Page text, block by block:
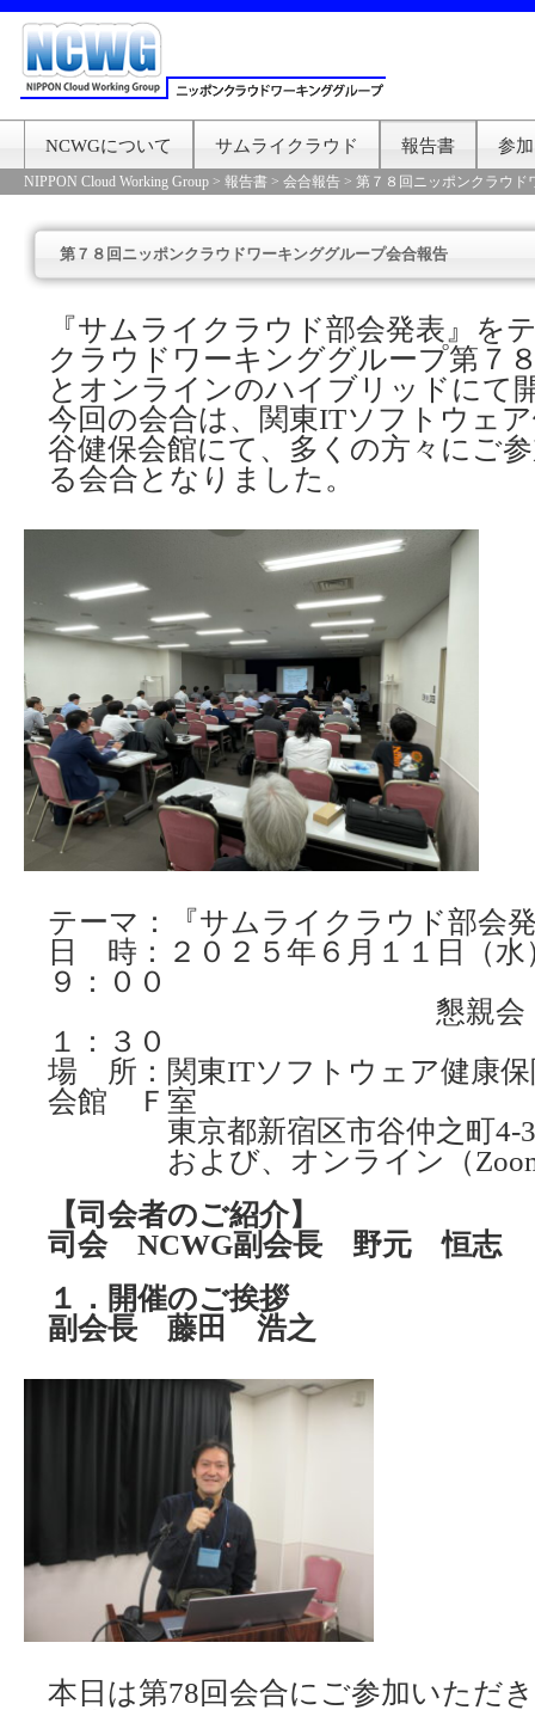
NCWGについて サムライクラウド 報告書 参
NIPPON Cloud Working Group > 報告書 > 会合報告 > 第７８回ニッポンクラウド
第７８回ニッポンクラウドワーキンググループ会合報告
『サムライクラウド部会発表』を
クラウドワーキンググループ第７
とオンラインのハイブリッドにて
今回の会合は、関東ITソフトウェ
谷健保会館にて、多くの方々にご
る会合となりました。
テーマ：『サムライクラウド部会
日 時：２０２５年６月１１日（水
９：００
懇親会 １９：
１：３０
場 所：関東ITソフトウェア健康保
会館 Ｆ室
東京都新宿区市谷仲之町4-
および、オンライン（
【司会者のご紹介】
司会 NCWG副会長 野元 恒志
１．開催のご挨拶
副会長 藤田 浩之
本日は第78回会合にご参加いただ